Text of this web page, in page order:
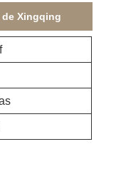
Xingqing